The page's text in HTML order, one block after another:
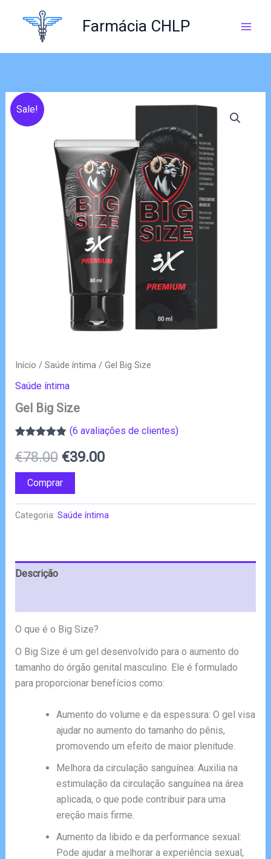
Farmácia CHLP
Sale!
Início / Saúde íntima/ Gel Big Size
Saúde íntima
Gel Big Size
com4.83em
5 com base
em
classificações
de clientes
(6 avaliações de clientes)
€78.00 O
preço
original
€39.00O
atual
Comprar
Categoria: Saúde íntima
Descrição
O que é o Big Size?
O Big Size é um gel desenvolvido para o aumento do
tamanho do órgão genital masculino. Ele é formulado
para proporcionar benefícios como:
Aumento do volume e da espessura: O gel visa
ajudar no aumento do tamanho do pênis,
promovendo um efeito de maior plenitude.
Melhora da circulação sanguínea: Auxilia na
estimulação da circulação sanguínea na área
aplicada, o que pode contribuir para uma
ereção mais firme.
Aumento da libido e da performance sexual:
Pode ajudar a melhorar a experiência sexual,